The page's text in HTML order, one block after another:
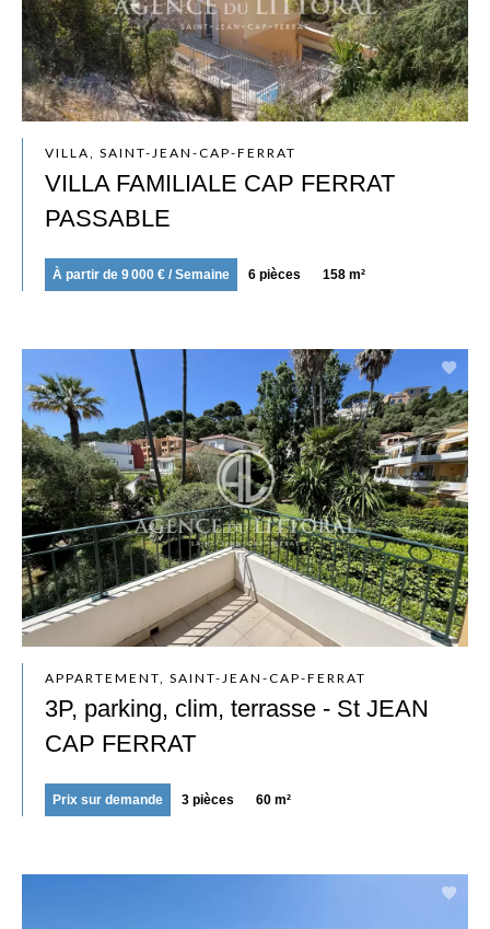
VILLA, SAINT-JEAN-CAP-FERRAT
VILLA FAMILIALE CAP FERRAT
PASSABLE
À partir de 9 000 € / Semaine 6 pièces 158 m²
APPARTEMENT, SAINT-JEAN-CAP-FERRAT
3P, parking, clim, terrasse - St JEAN
CAP FERRAT
Prix sur demande 3 pièces 60 m²